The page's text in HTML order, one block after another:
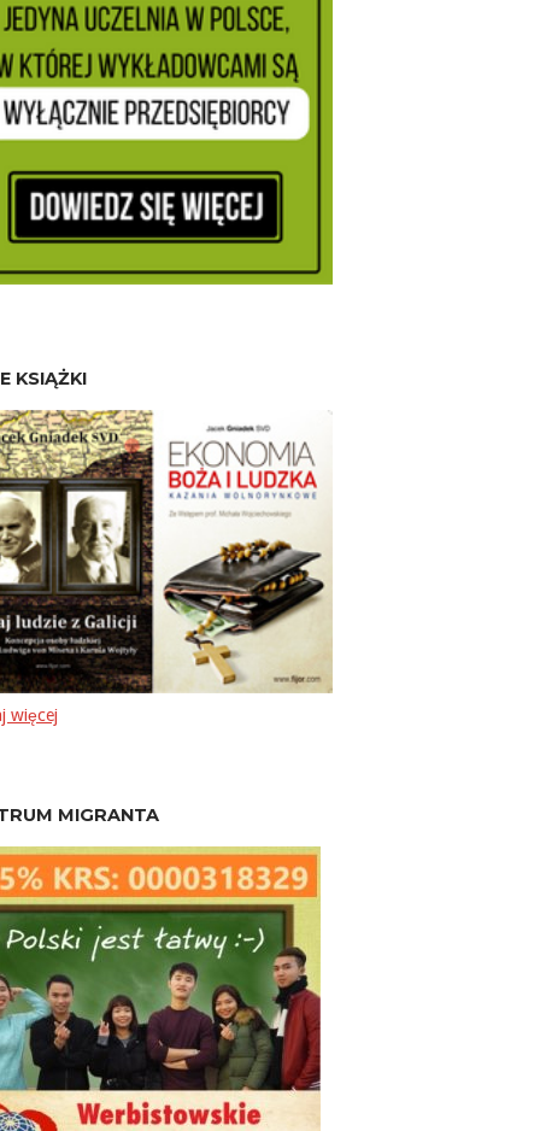
KSIĄŻKI
więcej
MIGRANTA